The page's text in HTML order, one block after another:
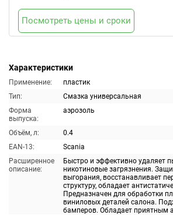
Характеристики
Применение:
пластик
Тип:
Смазка универсальная
Форма
выпуска:
аэрозоль
Объём, л:
0.4
EAN-13:
Scania
Расширенное
описание:
Быстро и эффективно удаляет
никотиновые загрязнения.
выгорания, восстанавливает
структуру, обладает
Предназначен для обработки
виниловых деталей салона.
бамперов. Обладает приятным
Посмотреть цены и сроки